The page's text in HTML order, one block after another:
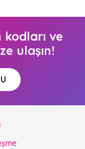
ve
ulaşın!